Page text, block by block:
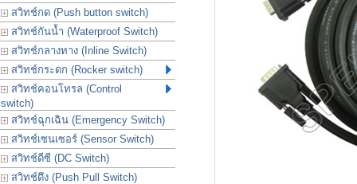
สวิทช์กด (Push button switch)
สวิทช์กันน้ำ (Waterproof Switch)
สวิทช์กลางทาง (Inline Switch)
สวิทช์กระดก (Rocker switch)
สวิทช์คอนโทรล (Control
switch)
สวิทช์ฉุกเฉิน (Emergency Switch)
สวิทช์เซนเซอร์ (Sensor Switch)
สวิทช์ดีซี (DC Switch)
สวิทช์ดึง (Push Pull Switch)